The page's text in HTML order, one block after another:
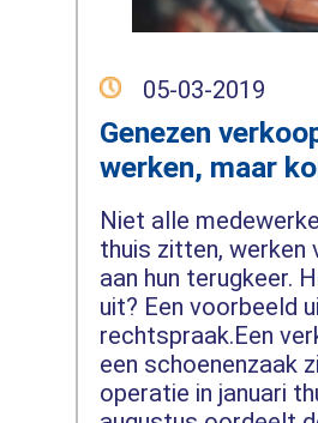
05-03-2019
Genezen
werken, maar
Niet alle
thuis zitten, werken
aan hun terugkeer.
uit? Een voorbeeld
rechtspraak.Een
een schoenenzaak
operatie in januari